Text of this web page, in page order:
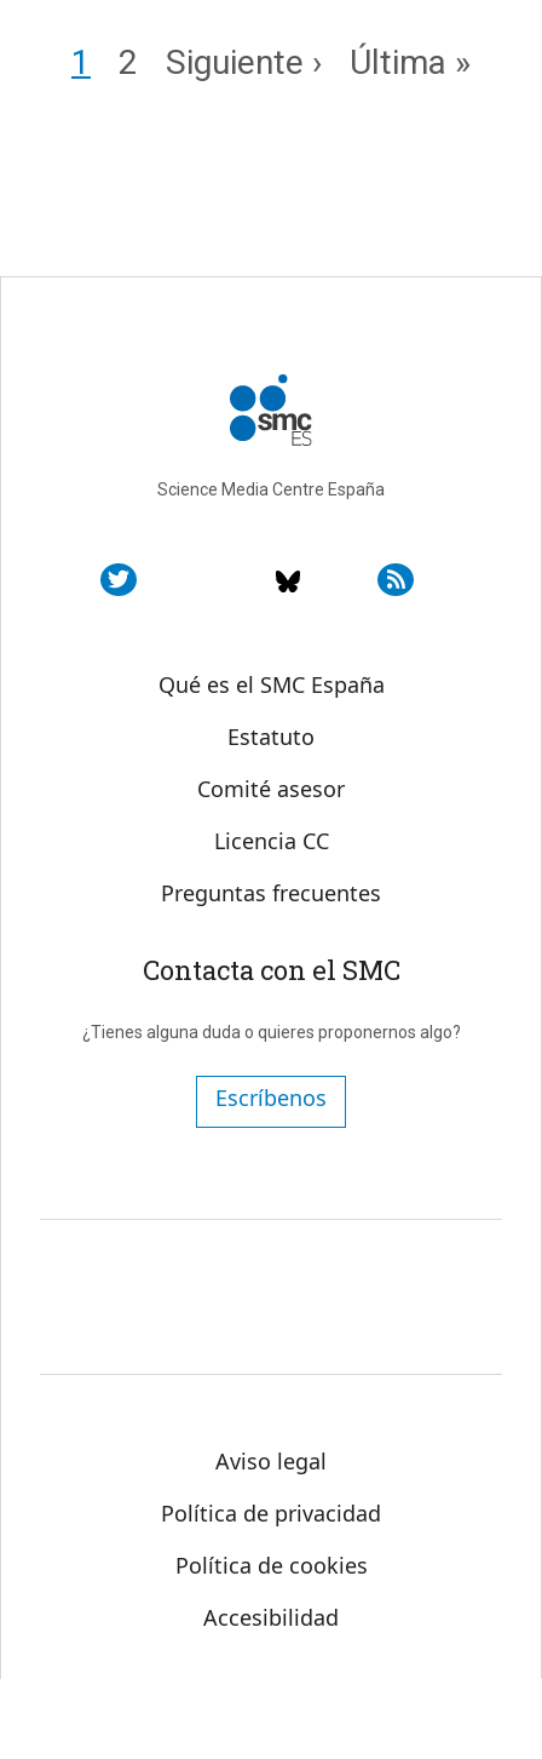
Page
1 Page
2 Siguiente página
Siguiente › Última
Última »
Science Media Centre España
Sobre SMC España
Qué es el SMC España
Estatuto
Comité asesor
Licencia CC
Preguntas frecuentes
Contacta con el SMC
¿Tienes alguna duda o quieres proponernos algo?
Escríbenos
Aviso legal
Política de privacidad
Política de cookies
Accesibilidad